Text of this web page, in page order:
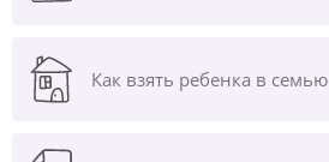
Как взять ребенка в семью